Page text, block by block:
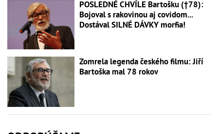
POSLEDNÉ CHVÍLE Bartošku (†78):
Bojoval s rakovinou aj covidom...
Dostával SILNÉ DÁVKY morfia!
Zomrela legenda českého filmu: Jiří
Bartoška mal 78 rokov